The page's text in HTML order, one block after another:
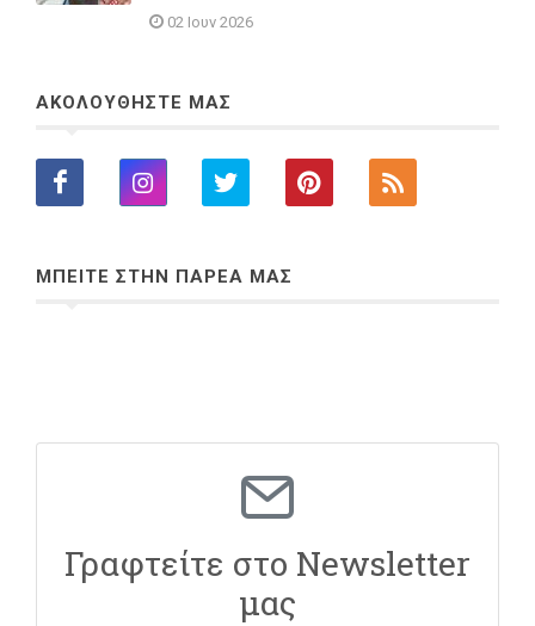
02 Ιουν 2026
ΑΚΟΛΟΥΘΗΣΤΕ ΜΑΣ
ΜΠΕΙΤΕ ΣΤΗΝ ΠΑΡΕΑ ΜΑΣ
Γραφτείτε στο Newsletter
μας